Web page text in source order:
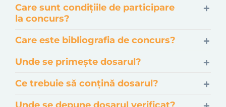
Care sunt condițiile de participare
la concurs?
Care este bibliografia de concurs?
Unde se primește dosarul?
Ce trebuie să conțină dosarul?